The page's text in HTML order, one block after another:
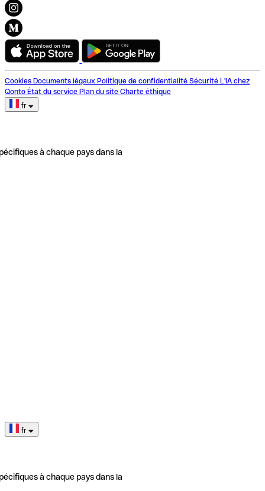
Cookies Documents légaux Politique de confidentialité Sécurité L'IA chez
Qonto État du service Plan du site Charte éthique
fr
à chaque pays dans la
fr
à chaque pays dans la